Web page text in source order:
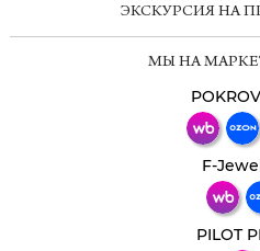
ЭКСКУРСИЯ НА
МЫ НА
F-
PILOT